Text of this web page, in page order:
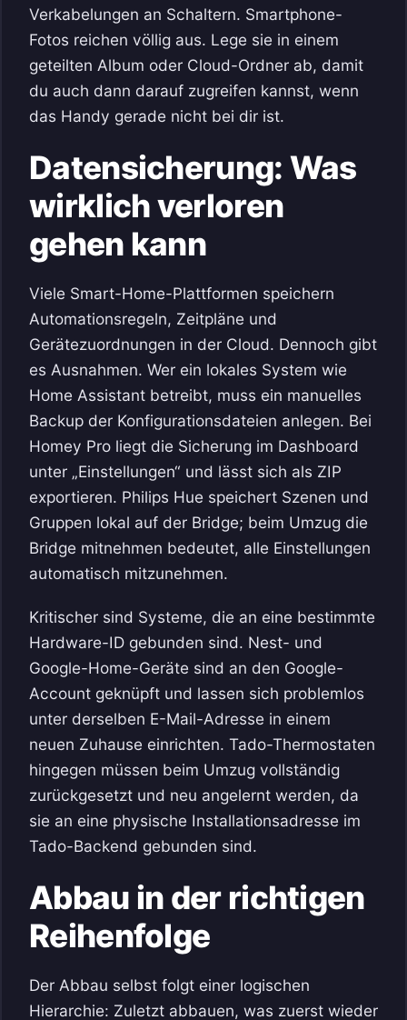
Verkabelungen an Schaltern. Smartphone-
Fotos reichen völlig aus. Lege sie in einem
geteilten Album oder Cloud-Ordner ab, damit
du auch dann darauf zugreifen kannst, wenn
das Handy gerade nicht bei dir ist.
Datensicherung: Was
wirklich verloren
gehen kann
Viele Smart-Home-Plattformen speichern
Automationsregeln, Zeitpläne und
Gerätezuordnungen in der Cloud. Dennoch gibt
es Ausnahmen. Wer ein lokales System wie
Home Assistant betreibt, muss ein manuelles
Backup der Konfigurationsdateien anlegen. Bei
Homey Pro liegt die Sicherung im Dashboard
unter „Einstellungen“ und lässt sich als ZIP
exportieren. Philips Hue speichert Szenen und
Gruppen lokal auf der Bridge; beim Umzug die
Bridge mitnehmen bedeutet, alle Einstellungen
automatisch mitzunehmen.
Kritischer sind Systeme, die an eine bestimmte
Hardware-ID gebunden sind. Nest- und
Google-Home-Geräte sind an den Google-
Account geknüpft und lassen sich problemlos
unter derselben E-Mail-Adresse in einem
neuen Zuhause einrichten. Tado-Thermostaten
hingegen müssen beim Umzug vollständig
zurückgesetzt und neu angelernt werden, da
sie an eine physische Installationsadresse im
Tado-Backend gebunden sind.
Abbau in der richtigen
Reihenfolge
Der Abbau selbst folgt einer logischen
Hierarchie: Zuletzt abbauen, was zuerst wieder